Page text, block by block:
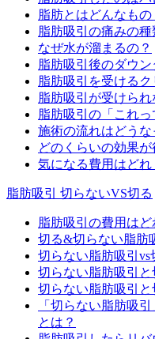
脂肪とはどんなもの
脂肪吸引の痛みの種
なぜ水が溜まるの？
脂肪吸引後のダウ
脂肪吸引を受ける
脂肪吸引が受けら
脂肪吸引の「これっ
施術の流れはどうな
どのくらいの効果が
気になる費用はどれ
脂肪吸引 切らないVS切る
脂肪吸引の費用はど
切る&切らない脂肪
切らない脂肪吸引vs
切らない脂肪吸引
切らない脂肪吸引
「切らない脂肪吸
とは？